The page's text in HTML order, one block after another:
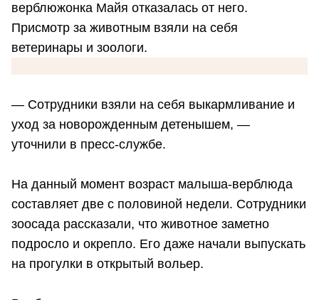
верблюжонка Майя отказалась от него.
Присмотр за животным взяли на себя
ветеринары и зоологи.
— Сотрудники взяли на себя выкармливание и
уход за новорожденным детенышем, —
уточнили в пресс-службе.
На данный момент возраст малыша-верблюда
составляет две с половиной недели. Сотрудники
зоосада рассказали, что животное заметно
подросло и окрепло. Его даже начали выпускать
на прогулки в открытый вольер.